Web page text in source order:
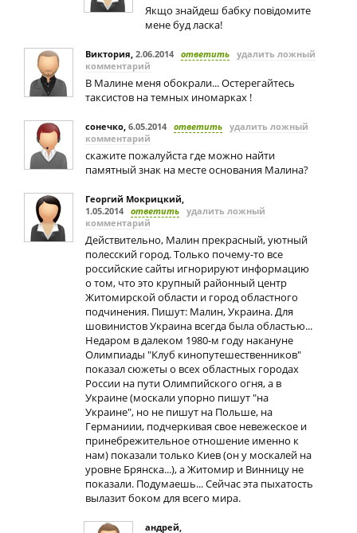
Якщо знайдеш бабку повідомите
мене буд ласка!
Виктория, 2.06.2014 ответить удалить ложный
комментарий
В Малине меня обокрали... Остерегайтесь
таксистов на темных иномарках !
сонечко, 6.05.2014 ответить удалить ложный
комментарий
скажите пожалуйста где можно найти
памятный знак на месте основания Малина?
Георгий Мокрицкий,
1.05.2014 ответить удалить ложный
комментарий
Действительно, Малин прекрасный, уютный
полесский город. Только почему-то все
российские сайты игнорируют информацию
о том, что это крупный районный центр
Житомирской области и город областного
подчинения. Пишут: Малин, Украина. Для
шовинистов Украина всегда была областью...
Недаром в далеком 1980-м году накануне
Олимпиады "Клуб кинопутешественников"
показал сюжеты о всех областных городах
России на пути Олимпийского огня, а в
Украине (москали упорно пишут "на
Украине", но не пишут на Польше, на
Германиии, подчеркивая свое невежеское и
принебрежительное отношение именно к
нам) показали только Киев (он у москалей на
уровне Брянска...), а Житомир и Винницу не
показали. Подумаешь... Сейчас эта пыхатость
вылазит боком для всего мира.
андрей,